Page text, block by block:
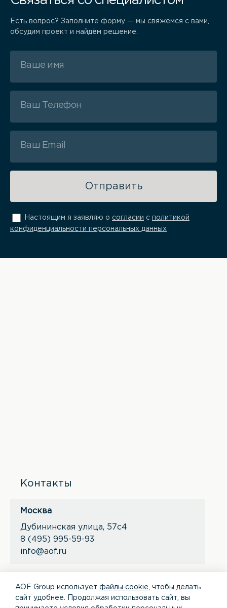
Есть вопрос? Заполните форму — мы свяжемся с вами,
обсудим проект и найдём решение.
Отправить
Настоящим я заявляю о согласии с политикой
конфиденциальности персональных данных
Контакты
Москва
Дубининская улица, 57с4
8 (495) 995-59-93
info@aof.ru
AOF Group использует файлы cookie , чтобы делать
сайт удобнее. Продолжая использовать сайт, вы